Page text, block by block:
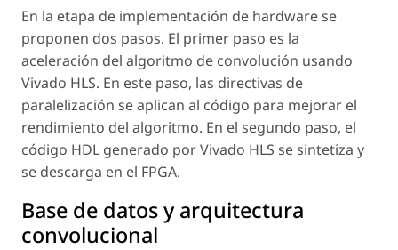
En la etapa de implementación de hardwarese
proponen dos pasos. El primer paso es la
aceleración del algoritmo de convolución usando
Vivado HLS. En este paso, las directivas de
paralelización se aplican al código para mejorar el
rendimiento del algoritmo. En el segundo paso, el
código HDL generado por Vivado HLS se sintetiza y
se descarga en el FPGA.
Base de datos y arquitectura
convolucional